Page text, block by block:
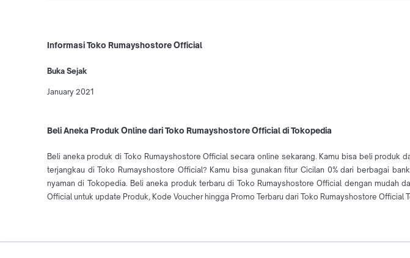
Informasi Toko Rumayshostore Official
Buka Sejak
January 2021
Beli Aneka Produk Online dari Toko Rumayshostore Official di Tokopedia
Beli aneka produk di Toko Rumayshostore Official secara online sekarang. Kamu bisa beli produk
terjangkau di Toko Rumayshostore Official? Kamu bisa gunakan fitur Cicilan 0% dari berbagai
nyaman di Tokopedia. Beli aneka produk terbaru di Toko Rumayshostore Official dengan mudah
Official untuk update Produk, Kode Voucher hingga Promo Terbaru dari Toko Rumayshostore Official